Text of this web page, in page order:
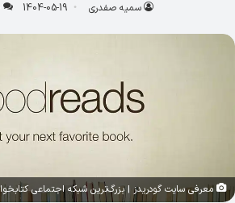
سمیه صفدری 1404-05-19
معرفی سایت گودریدز | بزرگ‌ترین شبکه اجتماعی